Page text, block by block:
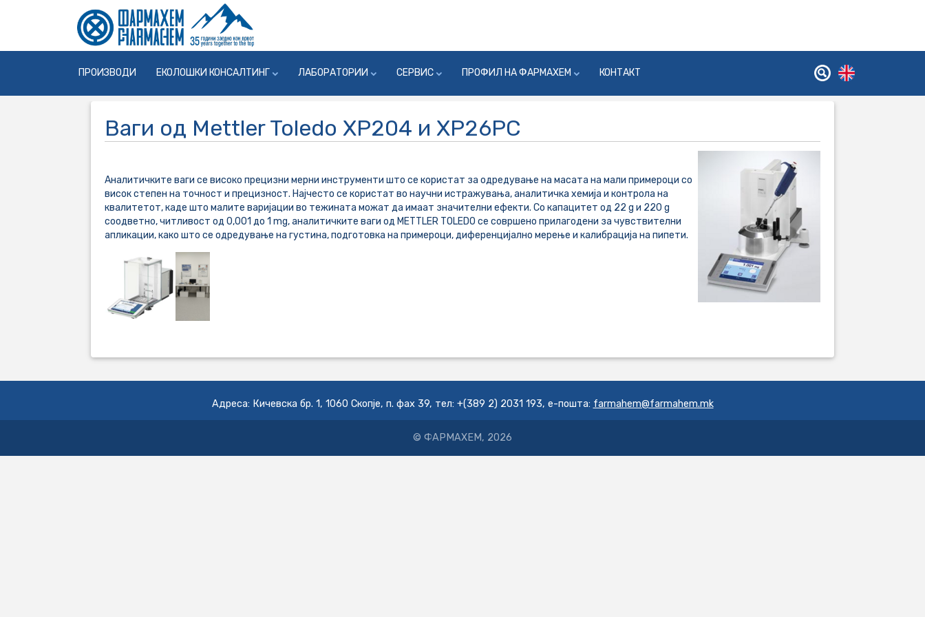
ПРОИЗВОДИ ЕКОЛОШКИ КОНСАЛТИНГ ЛАБОРАТОРИИ СЕРВИС ПРОФИЛ НА ФАРМАХЕМ КОНТАКТ
Ваги од Mettler Toledo XP204 и XP26PC
Аналитичките ваги се високо прецизни мерни инструменти што се користат за одредување на масата на мали примероци со
висок степен на точност и прецизност. Најчесто се користат во научни истражувања, аналитичка хемија и контрола на
квалитетот, каде што малите варијации во тежината можат да имаат значителни ефекти. Со капацитет од 22 g и 220 g
соодветно, читливост од 0,001 до 1 mg, аналитичките ваги од METTLER TOLEDO се совршено прилагодени за чувствителни
апликации, како што се одредување на густина, подготовка на примероци, диференцијално мерење и калибрација на пипети.
Адреса: Кичевска бр. 1, 1060 Скопје, п. фах 39, тел: +(389 2) 2031 193, е-пошта: farmahem@farmahem.mk
© ФАРМАХЕМ, 2026